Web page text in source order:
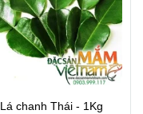
Lá chanh Thái - 1Kg